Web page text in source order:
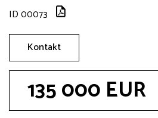
ID 00073
Kontakt
135 000 EUR